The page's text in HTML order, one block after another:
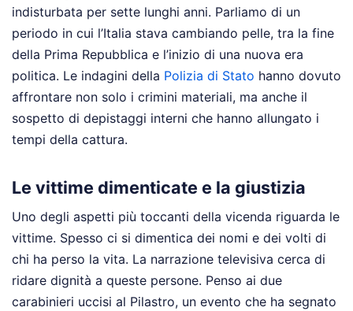
indisturbata per sette lunghi anni. Parliamo di un
periodo in cui l’Italia stava cambiando pelle, tra la fine
della Prima Repubblica e l’inizio di una nuova era
politica. Le indagini della Polizia di Stato hanno dovuto
affrontare non solo i crimini materiali, ma anche il
sospetto di depistaggi interni che hanno allungato i
tempi della cattura.
Le vittime dimenticate e la giustizia
Uno degli aspetti più toccanti della vicenda riguarda le
vittime. Spesso ci si dimentica dei nomi e dei volti di
chi ha perso la vita. La narrazione televisiva cerca di
ridare dignità a queste persone. Penso ai due
carabinieri uccisi al Pilastro, un evento che ha segnato